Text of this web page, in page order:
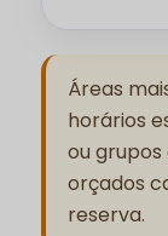
Áreas
horários
ou
orçados
reserva.